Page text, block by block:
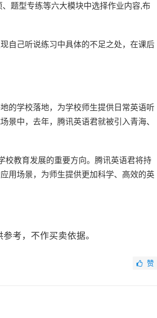
题型专练等六大模块中选择作业内容,布
自己听说练习中具体的不足之处，在课后
的学校落地，为学校师生提供日常英语听
景中，去年，腾讯英语君就被引入青海、
校教育发展的重要方向。腾讯英语君将持
用场景，为师生提供更加科学、高效的英
考，不作买卖依据。
赞